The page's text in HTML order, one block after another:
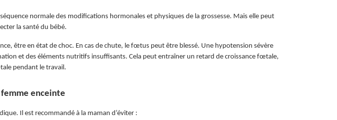
normale des modifications hormonales et physiques de la grossesse. Mais elle peut
la santé du bébé.
être en état de choc. En cas de chute, le fœtus peut être blessé. Une hypotension sévère
et des éléments nutritifs insuffisants. Cela peut entraîner un retard de croissance fœtale,
pendant le travail.
enceinte
Il est recommandé à la maman d’éviter :